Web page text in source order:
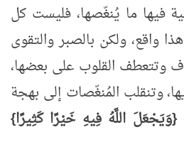
فيها ما يُنغّصها، فليست كل
واقع، ولكن بالصبر والتقوى
وتتعطف القلوب على بعضها،
وتنقلب المُنغّصات إلى بهجة
{وَيَجْعَلَ اللَّهُ فِيهِ خَيْرًا كَثِيرًا}